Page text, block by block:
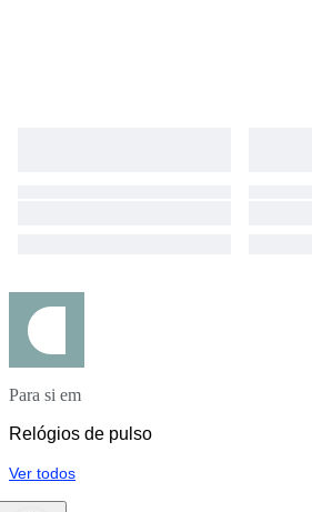
Para si em
Relógios de pulso
Ver todos